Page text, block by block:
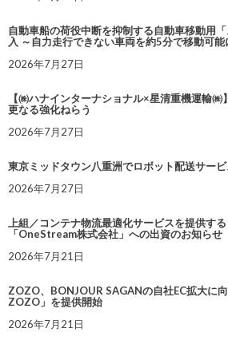
自動車船の荷役中断を抑制する自動車移動用
入 ～自力走行できない車両を約5分で移動可能
2026年7月27日
【㈱ハナインターナショナル×星清重機運輸
更なる強化ねらう
2026年7月27日
東京ミッドタウン八重洲でロボット配送サー
2026年7月27日
上組／コンテナ物流最適化サービスを提供す
「OneStream株式会社」への出資のお知らせ
2026年7月21日
ZOZO、BONJOUR SAGANの自社EC拡大に
ZOZO」を提供開始
2026年7月21日